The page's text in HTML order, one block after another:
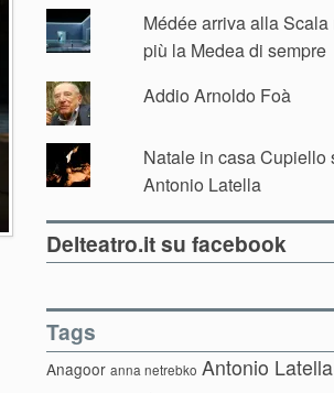
Médée arriva alla Scala
più la Medea di sempre
Addio Arnoldo Foà
Natale in casa Cupiello
Antonio Latella
Delteatro.it su facebook
Tags
Anagoor anna netrebko Antonio Latella